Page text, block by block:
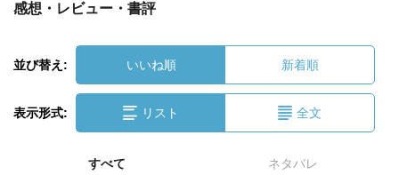
感想・レビュー・書評
並び替え: いいね順 新着順
表示形式: リスト 全文
すべて ネタバレ